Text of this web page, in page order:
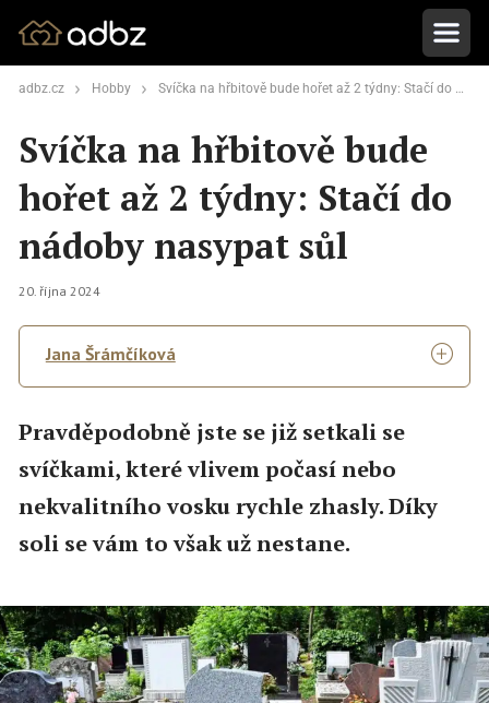
adbz.cz Hobby Svíčka na hřbitově bude hořet až 2 týdny: Stačí do nádoby nasypat sůl
Svíčka na hřbitově bude
hořet až 2 týdny: Stačí do
nádoby nasypat sůl
20. října 2024
Jana Šrámčíková
Pravděpodobně jste se již setkali se
svíčkami, které vlivem počasí nebo
nekvalitního vosku rychle zhasly. Díky
soli se vám to však už nestane.